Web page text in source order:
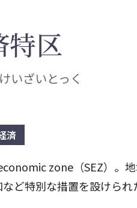
特区
いざいとっく
済
zone（SEZ）。
ど特別な措置を設けられ